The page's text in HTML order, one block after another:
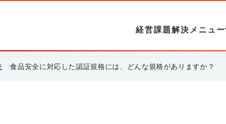
経営課題解決メニュー
食品安全に対応した認証規格には、どんな規格がありますか？